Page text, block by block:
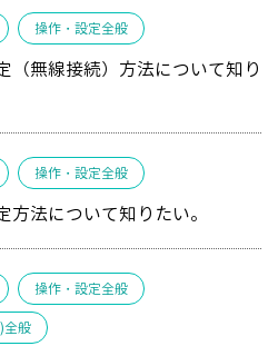
操作・設定全般
（無線接続）方法について知り
操作・設定全般
方法について知りたい。
操作・設定全般
全般